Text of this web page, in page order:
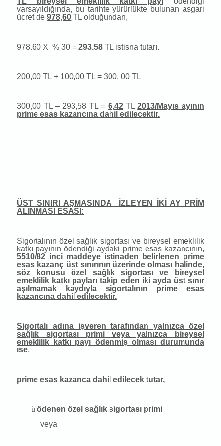
varsayıldığında, bu tarihte yürürlükte bulunan asgari
ücret de978,60 TL olduğundan,
978,60 X % 30 =293,58 TL istisna tutarı,
200,00 TL + 100,00 TL = 300, 00 TL
300,00 TL – 293,58 TL = 6,42TL2013/Mayıs ayının
prime esas kazancına dahil edilecektir.
ÜST SINIRI AŞMASINDA
İZLEYEN İKİ AY PRİM
ALINMASI ESASI:
Sigortalının özel sağlık sigortası ve bireysel emeklilik
katkı payının ödendiği aydaki prime esas kazancının,
5510/82 inci maddeye istinaden belirlenen prime
esas kazanç üst sınırının üzerinde olması halinde,
söz konusu özel sağlık sigortası ve bireysel
emeklilik katkı payları takip eden iki ayda üst sınır
aşılmamak kaydıyla sigortalının prime esas
kazancına dahil edilecektir.
Sigortalı adına işveren tarafından yalnızca özel
sağlık sigortası primi veya yalnızca bireysel
emeklilik katkı payı ödenmiş olması durumunda
ise,
prime esas kazanca dahil edilecek tutar,
ü ödenen özel sağlık sigortası primi
veya